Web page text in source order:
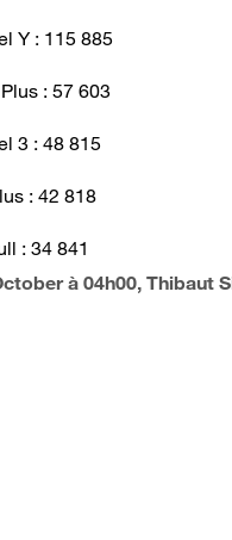
Y : 115 885
: 57 603
3 : 48 815
: 42 818
: 34 841
à 04h00, Thibaut